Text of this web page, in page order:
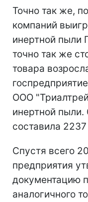
Точно так же,
компаний
инертной пыли
точно так же
товара
ООО
инертной
составила 2237
Спустя всего
предприятия
документацию
аналогичного